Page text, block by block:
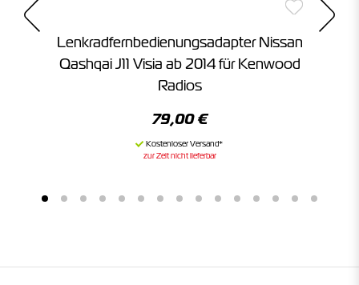
Lenkradfernbedienungsadapter Nissan
Qashqai J11 Visia ab 2014 für Kenwood
Radios
79,00 €
zur Zeit nicht lieferbar